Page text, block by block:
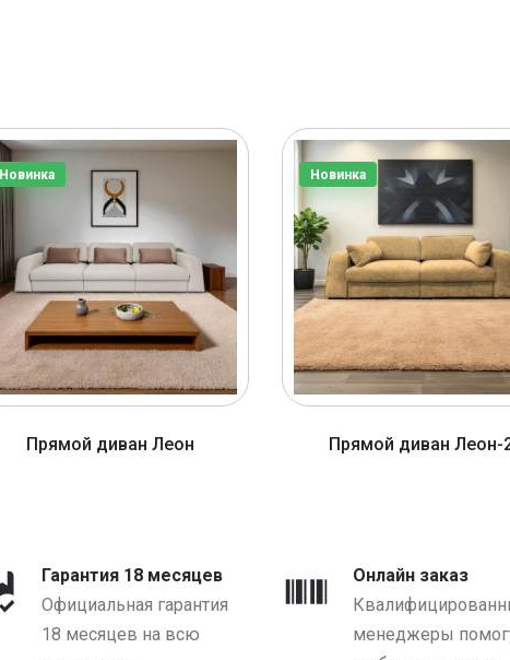
Новинка
Прямой диван Леон
Новинка
Прямой диван Леон-
Гарантия 18 месяцев
Официальная гарантия
18 месяцев на всю
Онлайн заказ
менеджеры